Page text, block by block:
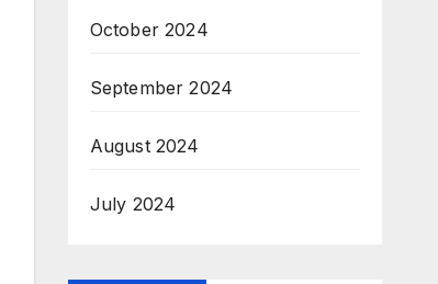
October 2024
September 2024
August 2024
July 2024